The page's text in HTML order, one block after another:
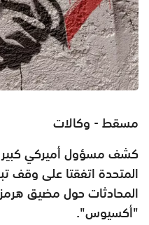
مسقط - وكالات
كشف مسؤول أميركي كبير
المتحدة اتفقتا على وقف
المحادثات حول مضيق
"أكسيوس".